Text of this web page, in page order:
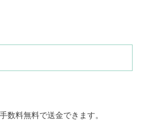
数料無料で送金できます。